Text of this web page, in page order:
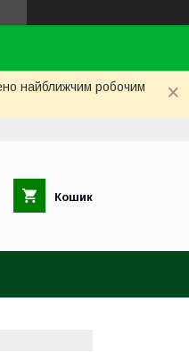
найближчим робочим
Кошик